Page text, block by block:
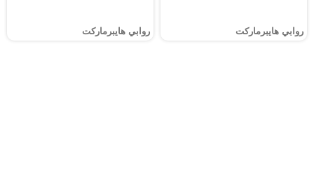
روابي هايبرماركت روابي هايبرماركت